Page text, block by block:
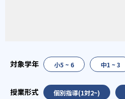
小5 ~ 6 中1 ~ 3
個別指導(1対2~)